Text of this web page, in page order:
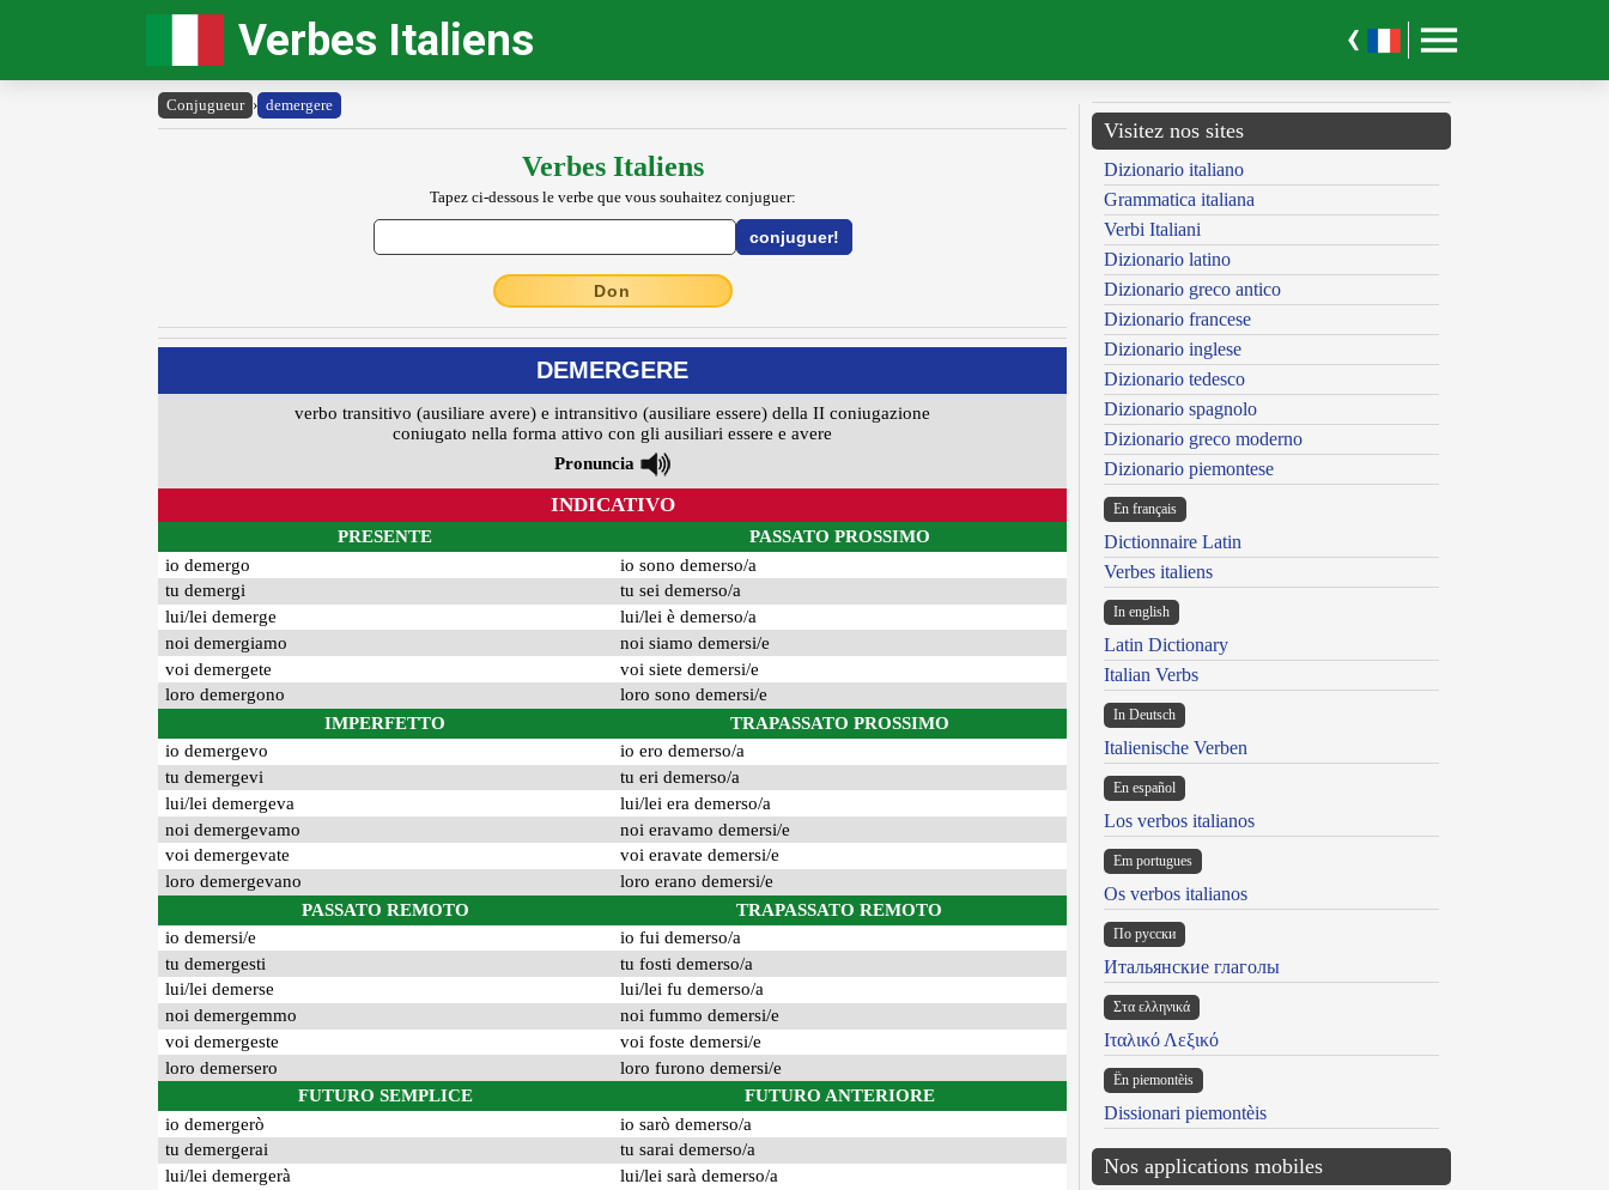
Verbes Italiens
Conjugueur › demergere
Verbes Italiens
Tapez ci-dessous le verbe que vous souhaitez conjuguer:
Don
DEMERGERE
verbo transitivo (ausiliare avere) e intransitivo (ausiliare essere) della II coniugazione
coniugato nella forma attivo con gli ausiliari essere e avere
Pronuncia
INDICATIVO
PRESENTE
io demergo
tu demergi
lui/lei demerge
noi demergiamo
voi demergete
loro demergono
IMPERFETTO
io demergevo
tu demergevi
lui/lei demergeva
noi demergevamo
voi demergevate
loro demergevano
PASSATO REMOTO
io demersi/e
tu demergesti
lui/lei demerse
noi demergemmo
voi demergeste
loro demersero
FUTURO SEMPLICE
io demergerò
tu demergerai
lui/lei demergerà
PASSATO PROSSIMO
io sono demerso/a
tu sei demerso/a
lui/lei è demerso/a
noi siamo demersi/e
voi siete demersi/e
loro sono demersi/e
TRAPASSATO PROSSIMO
io ero demerso/a
tu eri demerso/a
lui/lei era demerso/a
noi eravamo demersi/e
voi eravate demersi/e
loro erano demersi/e
TRAPASSATO REMOTO
io fui demerso/a
tu fosti demerso/a
lui/lei fu demerso/a
noi fummo demersi/e
voi foste demersi/e
loro furono demersi/e
FUTURO ANTERIORE
io sarò demerso/a
tu sarai demerso/a
lui/lei sarà demerso/a
Visitez nos sites
Dizionario italiano
Grammatica italiana
Verbi Italiani
Dizionario latino
Dizionario greco antico
Dizionario francese
Dizionario inglese
Dizionario tedesco
Dizionario spagnolo
Dizionario greco moderno
Dizionario piemontese
En français
Dictionnaire Latin
Verbes italiens
In english
Latin Dictionary
Italian Verbs
In Deutsch
Italienische Verben
En español
Los verbos italianos
Em portugues
Os verbos italianos
По русски
Итальянские глаголы
Στα ελληνικά
Ιταλικό Λεξικό
Ën piemontèis
Dissionari piemontèis
Nos applications mobiles